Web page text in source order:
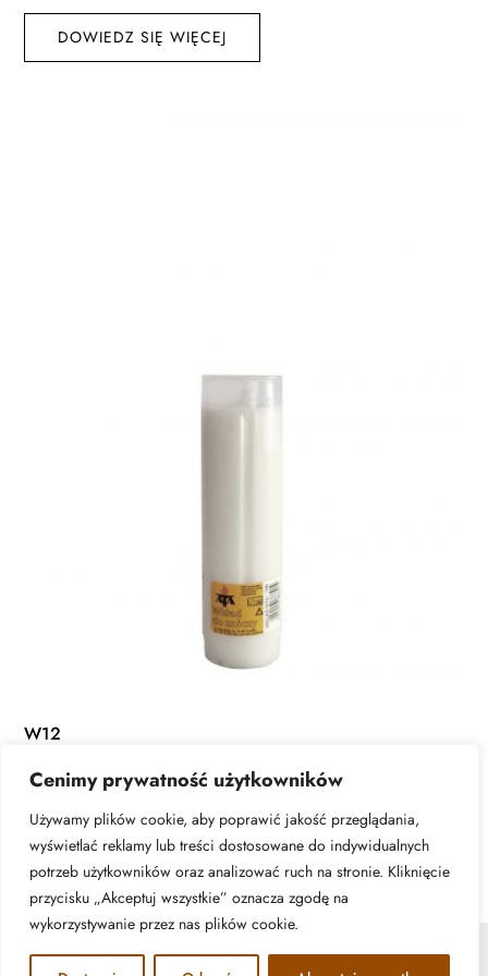
Cenimy prywatność użytkowników
Używamy plików cookie, aby poprawić jakość przeglądania,
wyświetlać reklamy lub treści dostosowane do indywidualnych
potrzeb użytkowników oraz analizować ruch na stronie. Kliknięcie
przycisku „Akceptuj wszystkie” oznacza zgodę na
wykorzystywanie przez nas plików cookie.
DOWIEDZ SIĘ WIĘCEJ
W12
DOWIEDZ SIĘ WIĘCEJ
© ATA Znicze - 2026 | All rights reserved. Realizacja: